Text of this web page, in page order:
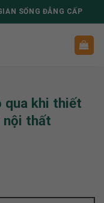
SỐNG ĐẲNG CẤP
qua khi thiết
nội thất